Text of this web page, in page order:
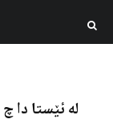
لە ئێستا دا